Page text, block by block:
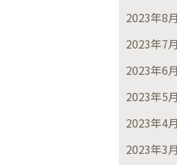
2023年8月
2023年7月
2023年6月
2023年5月
2023年4月
2023年3月